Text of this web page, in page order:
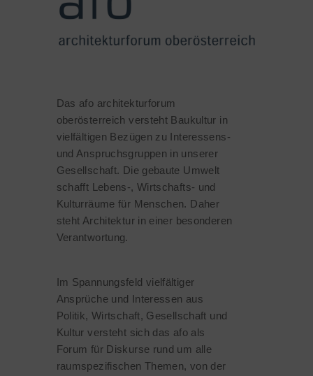
Das afo architekturforum
oberösterreich versteht Baukultur in
vielfältigen Bezügen zu Interessens-
und Anspruchsgruppen in unserer
Gesellschaft. Die gebaute Umwelt
schafft Lebens-, Wirtschafts- und
Kulturräume für Menschen. Daher
steht Architektur in einer besonderen
Verantwortung.
Im Spannungsfeld vielfältiger
Ansprüche und Interessen aus
Politik, Wirtschaft, Gesellschaft und
Kultur versteht sich das afo als
Forum für Diskurse rund um alle
raumspezifischen Themen, von der